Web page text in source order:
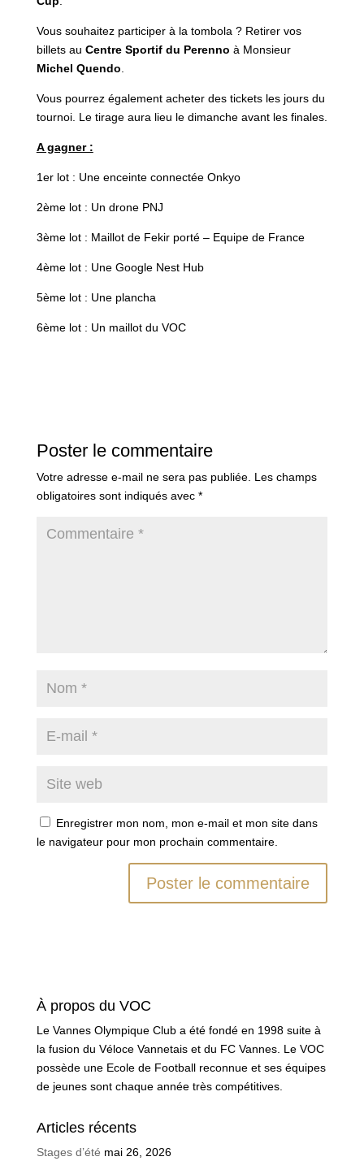
Vous souhaitez participer à la tombola ? Retirer vos
billets au Centre Sportif du Perenno à Monsieur
Michel Quendo.
Vous pourrez également acheter des tickets les jours du
tournoi. Le tirage aura lieu le dimanche avant les finales.
A gagner :
1er lot : Une enceinte connectée Onkyo
2ème lot : Un drone PNJ
3ème lot : Maillot de Fekir porté – Equipe de France
4ème lot : Une Google Nest Hub
5ème lot : Une plancha
6ème lot : Un maillot du VOC
Poster le commentaire
Votre adresse e-mail ne sera pas publiée. Les champs
obligatoires sont indiqués avec *
Enregistrer mon nom, mon e-mail et mon site dans
le navigateur pour mon prochain commentaire.
À propos du VOC
Le Vannes Olympique Club a été fondé en 1998 suite à
la fusion du Véloce Vannetais et du FC Vannes. Le VOC
possède une Ecole de Football reconnue et ses équipes
de jeunes sont chaque année très compétitives.
Articles récents
Stages d’été mai 26, 2026